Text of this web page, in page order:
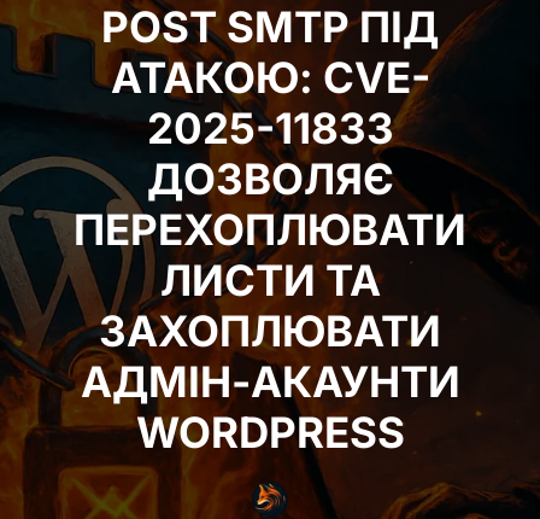
POST SMTP ПІД
АТАКОЮ: CVE-
2025-11833
ДОЗВОЛЯЄ
ПЕРЕХОПЛЮВАТИ
ЛИСТИ ТА
ЗАХОПЛЮВАТИ
АДМІН-АКАУНТИ
WORDPRESS